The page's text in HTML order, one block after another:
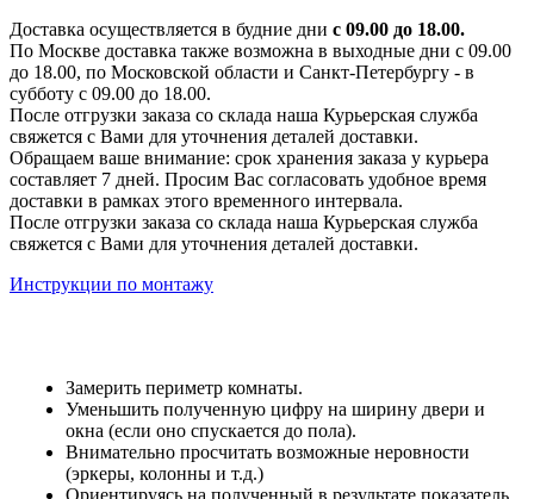
Доставка осуществляется в будние дни с 09.00 до 18.00.
По Москве доставка также возможна в выходные дни с 09.00
до 18.00, по Московской области и Санкт-Петербургу - в
субботу с 09.00 до 18.00.
После отгрузки заказа со склада наша Курьерская служба
свяжется с Вами для уточнения деталей доставки.
Обращаем ваше внимание: срок хранения заказа у курьера
составляет 7 дней. Просим Вас согласовать удобное время
доставки в рамках этого временного интервала.
После отгрузки заказа со склада наша Курьерская служба
свяжется с Вами для уточнения деталей доставки.
Инструкции по монтажу
Замерить периметр комнаты.
Уменьшить полученную цифру на ширину двери и
окна (если оно спускается до пола).
Внимательно просчитать возможные неровности
(эркеры, колонны и т.д.)
Ориентируясь на полученный в результате показатель,